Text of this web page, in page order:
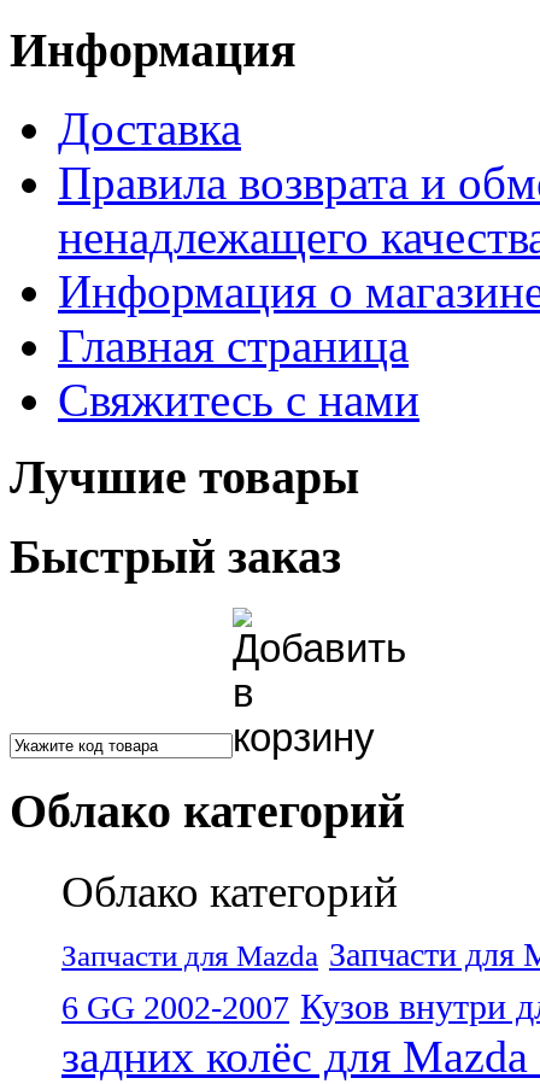
Информация
Доставка
Правила возврата и
ненадлежащего
Информация о
Главная страница
Свяжитесь с нами
Лучшие товары
Быстрый заказ
Облако категорий
Облако категорий
Запчасти для Mazda Запчасти для
6 GG 2002-2007 Кузов внутри
задних колёс для